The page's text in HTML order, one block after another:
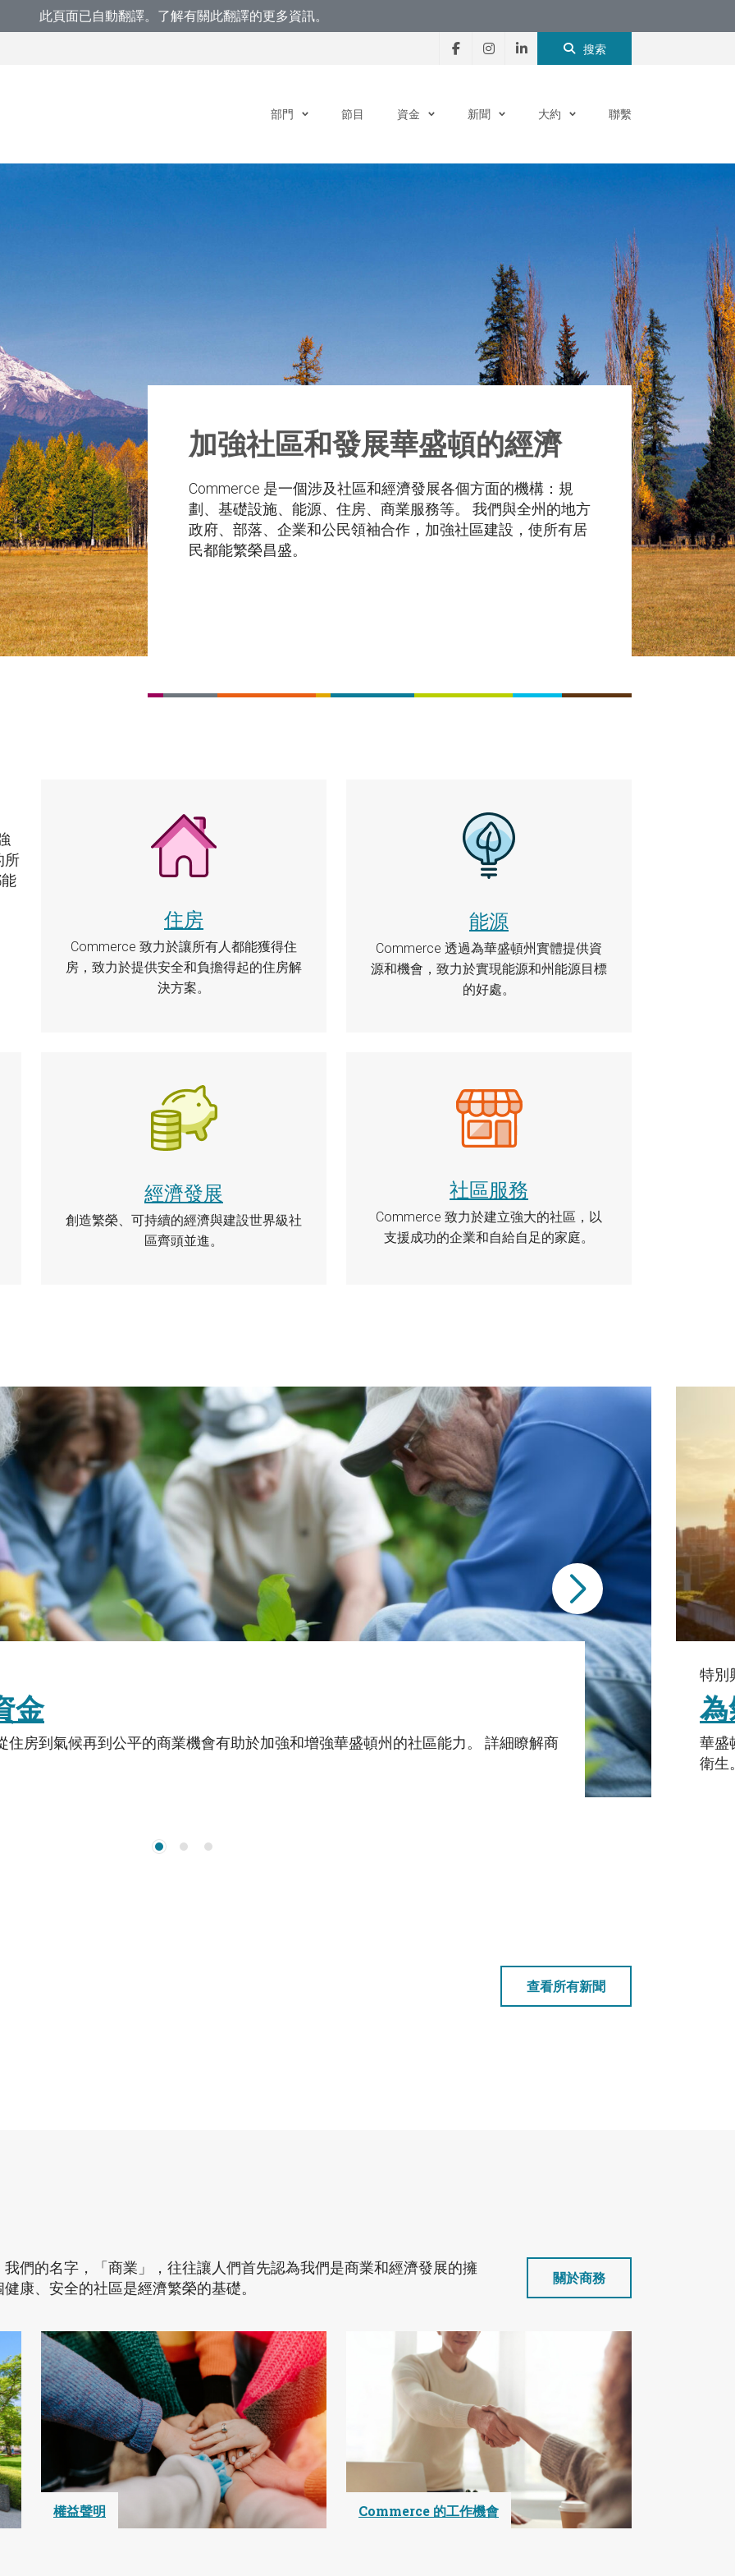
此頁面已自動翻譯。了解有關此翻譯的更多資訊。
搜索
部門 節目 資金 新聞 大約 聯繫
加強社區和發展華盛頓的經濟
Commerce 是一個涉及社區和經濟發展各個方面的機構：規
劃、基礎設施、能源、住房、商業服務等。 我們與全州的地方
政府、部落、企業和公民領袖合作，加強社區建設，使所有居
民都能繁榮昌盛。
所
住房
Commerce 致力於讓所有人都能獲得住
房，致力於提供安全和負擔得起的住房解
決方案。
能源
Commerce 透過為華盛頓州實體提供資
源和機會，致力於實現能源和州能源目標
的好處。
經濟發展
創造繁榮、可持續的經濟與建設世界級社
區齊頭並進。
社區服務
Commerce 致力於建立強大的社區，以
支援成功的企業和自給自足的家庭。
金
房到氣候再到公平的商業機會有助於加強和增強華盛頓州的社區能力。 詳細瞭解商
特別
華盛
衛生
查看所有新聞
們的名字，「商業」，往往讓人們首先認為我們是商業和經濟發展的擁
康、安全的社區是經濟繁榮的基礎。
關於商務
權益聲明 Commerce 的工作機會